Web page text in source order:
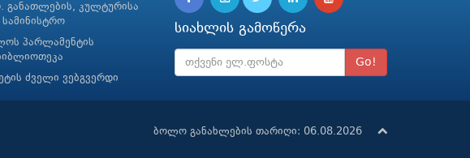
განათლების, კულტურისა
პარლამენტის
ძველი ვებგვერდი
სიახლის გამოწერა
Go!
ბოლო განახლების თარიღი: 06.08.2026